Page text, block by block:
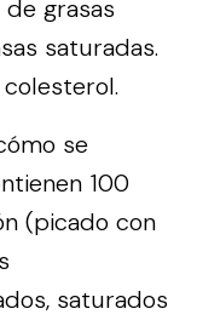
de grasas
saturadas.
se
100
(picado con
saturados